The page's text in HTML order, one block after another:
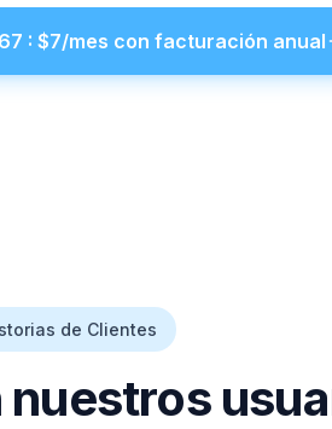
: $7/mes con facturación anual
de Clientes
nuestros